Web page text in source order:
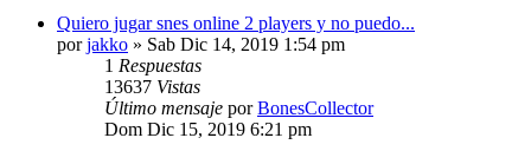
Quiero jugar snes online 2 players y no puedo...
porjakko » Sab Dic 14, 2019 1:54 pm
1 Respuestas
13637 Vistas
Último mensaje porBonesCollector
Dom Dic 15, 2019 6:21 pm